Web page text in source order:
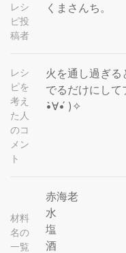
レシ
ピ投
稿者
くまさんち。
レシ
ピを
考え
た人
のコ
メン
ト
火を通し過ぎ
でるだけにし
•̀∀•́ )✧
材料
名の
一覧
赤海老
水
塩
酒